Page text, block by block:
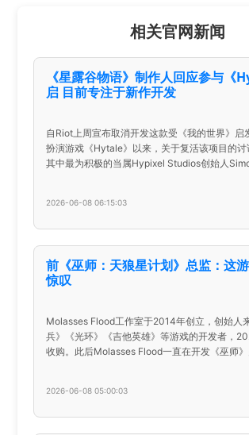
相关官网新闻
《星露谷物语》制作人回应参与《
启 目前专注于新作开发
自Riot上周宣布取消开发这款受《我的世界》启
扮演游戏《Hytale》以来，关于复活该项目的讨
其中最为积极的当属Hypixel Studios创始人
2026-06-08 06:15:03
前《巫师：天狼星计划》总监：这
惊叹
Molasses Flood工作室于2014年创立，创始人
兵》《光环》《吉他英雄》等游戏的开发者，
收购。此后Molasses Flood一直在开发《巫师
2026-06-08 05:00:03